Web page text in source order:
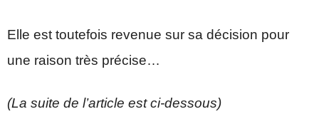
Elle est toutefois revenue sur sa décision pour
une raison très précise…
(La suite de l’article est ci-dessous)